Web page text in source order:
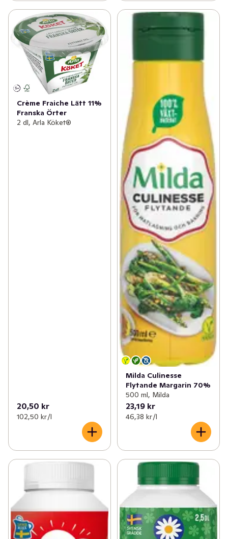
Crème Fraiche Lätt 11%
Franska Örter
2 dl, Arla Köket®
20,50 kr
102,50 kr /l
Milda Culinesse
Flytande Margarin 70%
500 ml, Milda
23,19 kr
46,38 kr /l